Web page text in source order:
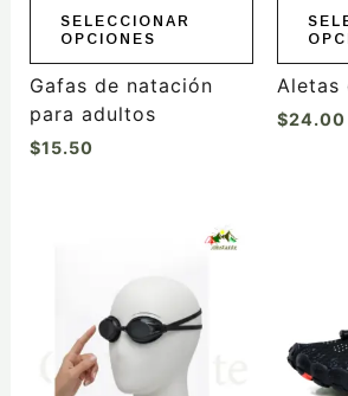
SELECCIONAR
OPCIONES
elegir
la
página
de
producto
Gafas de natación
para adultos
$15.50
elegir
la
de
Aletas
$24.00